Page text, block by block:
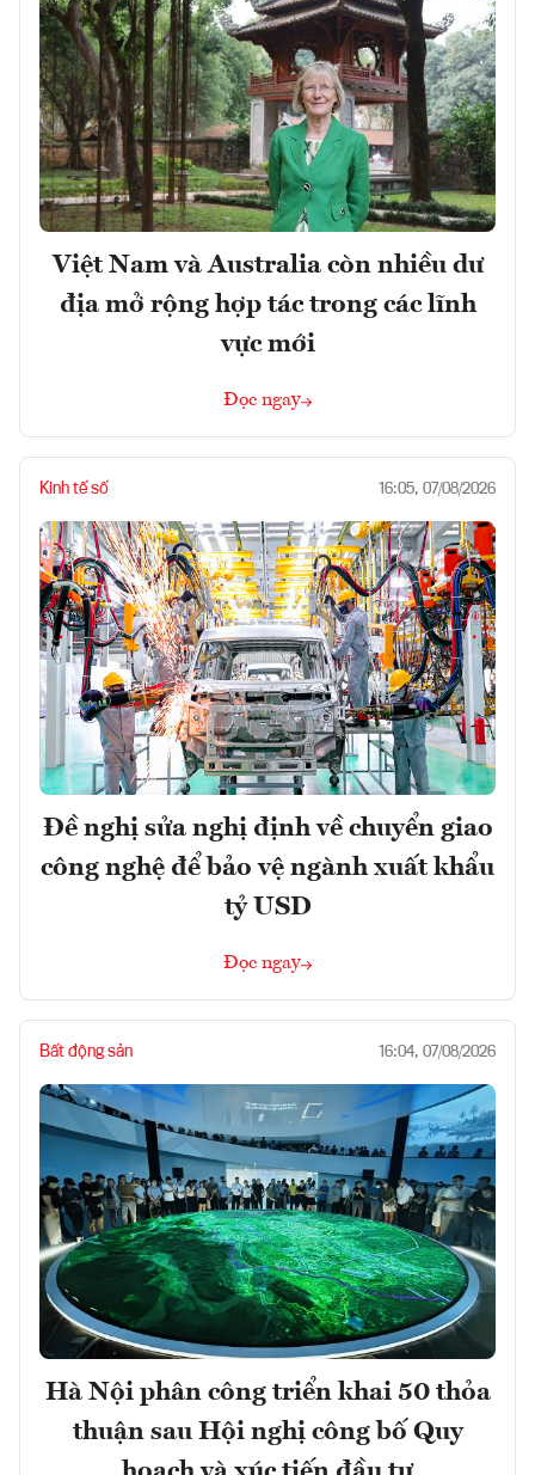
Việt Nam và Australia còn nhiều dư
địa mở rộng hợp tác trong các lĩnh
vực mới
Đọc ngay
Kinh tế số 16:05, 07/08/2026
Đề nghị sửa nghị định về chuyển giao
công nghệ để bảo vệ ngành xuất khẩu
tỷ USD
Đọc ngay
Bất động sản 16:04, 07/08/2026
Hà Nội phân công triển khai 50 thỏa
thuận sau Hội nghị công bố Quy